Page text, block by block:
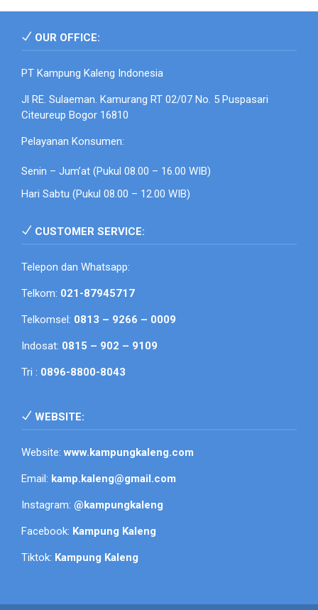
OUR OFFICE:
PT Kampung Kaleng Indonesia
Jl RE. Sulaeman. Kamurang RT 02/07 No. 5 Puspasari
Citeureup Bogor 16810
Pelayanan Konsumen:
Senin – Jum’at (Pukul 08.00 – 16.00 WIB)
Hari Sabtu (Pukul 08.00 – 12.00 WIB)
CUSTOMER SERVICE:
Telepon dan Whatsapp:
Telkom: 021-87945717
Telkomsel: 0813 – 9266 – 0009
Indosat: 0815 – 902 – 9109
Tri : 0896-8800-8043
WEBSITE:
Website:www.kampungkaleng.com
Email: kamp.kaleng@gmail.com
Instagram: @kampungkaleng
Facebook: Kampung Kaleng
Tiktok: Kampung Kaleng